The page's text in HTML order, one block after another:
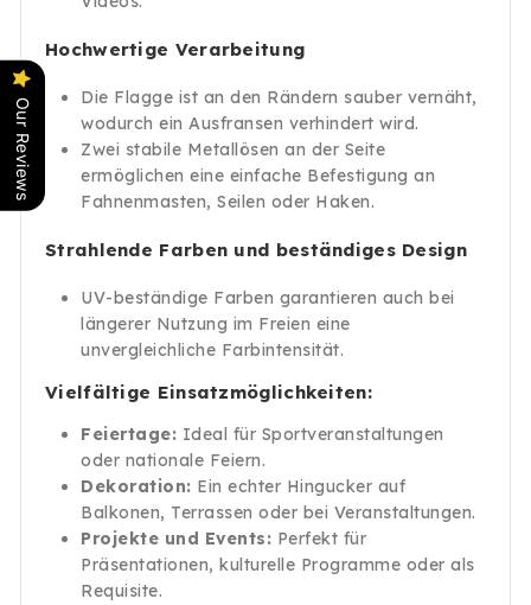
Hochwertige Verarbeitung
Die Flagge ist an den Rändern sauber vernäht,
wodurch ein Ausfransen verhindert wird.
Zwei stabile Metallösen an der Seite
ermöglichen eine einfache Befestigung an
Fahnenmasten, Seilen oder Haken.
Strahlende Farben und beständiges Design
UV-beständige Farben garantieren auch bei
längerer Nutzung im Freien eine
unvergleichliche Farbintensität.
Vielfältige Einsatzmöglichkeiten:
Feiertage: Ideal für Sportveranstaltungen
oder nationale Feiern.
Dekoration: Ein echter Hingucker auf
Balkonen, Terrassen oder bei Veranstaltungen.
Projekte und Events: Perfekt für
Präsentationen, kulturelle Programme oder als
Requisite.
Our Reviews